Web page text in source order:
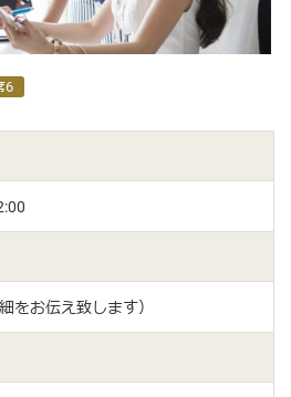
6
をお伝え致します）